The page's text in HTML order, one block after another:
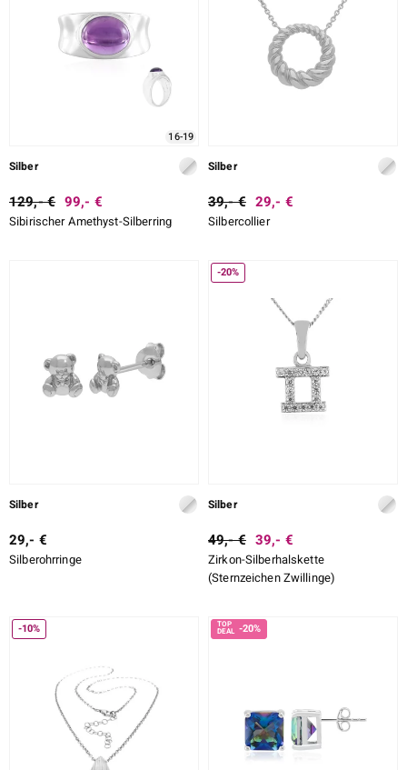
16-19
Silber
129,- € 99,- €
Sibirischer Amethyst-Silberring
Silber
39,- € 29,- €
Silbercollier
Silber
29,- €
Silberohrringe
-20%
Silber
49,- € 39,- €
Zirkon-Silberhalskette
(Sternzeichen Zwillinge)
-10% -20%